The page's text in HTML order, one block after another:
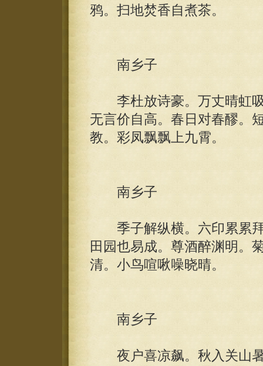
鸦。扫地焚香自煮茶。
南乡子
李杜放诗豪。万丈晴虹吸
无言价自高。春日对春醪。
教。彩凤飘飘上九霄。
南乡子
季子解纵横。六印累累拜
田园也易成。尊酒醉渊明。
清。小鸟喧啾噪晓晴。
南乡子
夜户喜凉飙。秋入关山暑